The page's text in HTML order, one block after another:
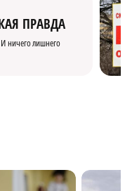
ПРАВДА
ничего лишнего